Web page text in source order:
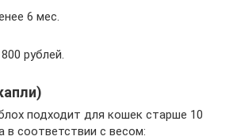
6 мес.
рублей.
подходит для кошек старше 10
в соответствии с весом: